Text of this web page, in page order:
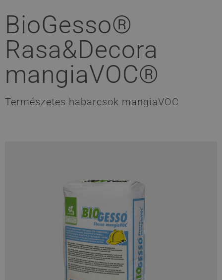
BioGesso®
Rasa&Decora
mangiaVOC®
Természetes habarcsok mangiaVOC